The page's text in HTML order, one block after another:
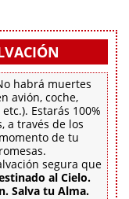
habrá muertes
avión, coche,
Estarás 100%
a través de los
de tu
segura que
al Cielo.
Salva tu Alma.